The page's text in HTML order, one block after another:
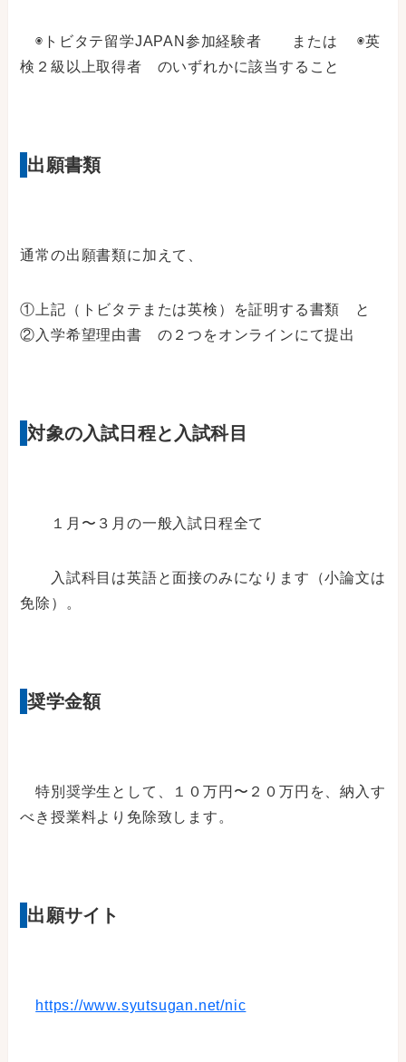
◉トビタテ留学JAPAN参加経験者 または ◉英
検２級以上取得者 のいずれかに該当すること
出願書類
通常の出願書類に加えて、
①上記（トビタテまたは英検）を証明する書類 と
②入学希望理由書 の２つをオンラインにて提出
対象の入試日程と入試科目
１月〜３月の一般入試日程全て
入試科目は英語と面接のみになります（小論文は
免除）。
奨学金額
特別奨学生として、１０万円〜２０万円を、納入す
べき授業料より免除致します。
出願サイト
https://www.syutsugan.net/nic